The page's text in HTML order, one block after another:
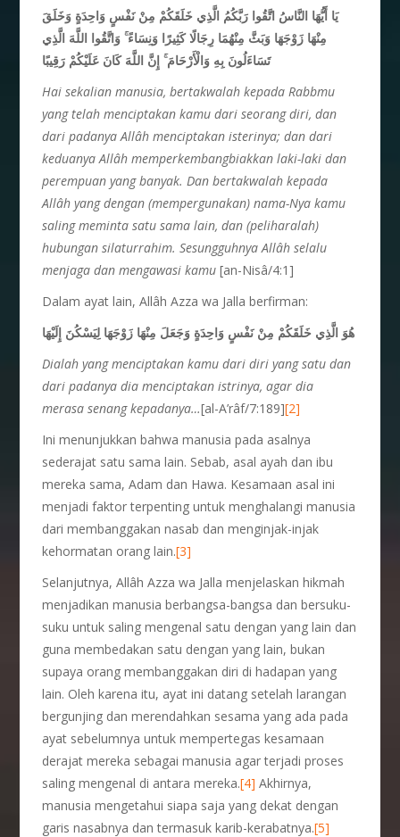
يَا أَيُّهَا النَّاسُ اتَّقُوا رَبَّكُمُ الَّذِي خَلَقَكُمْ مِنْ نَفْسٍ وَاحِدَةٍ وَخَلَقَ
مِنْهَا زَوْجَهَا وَبَثَّ مِنْهُمَا رِجَالًا كَثِيرًا وَنِسَاءً ۚ وَاتَّقُوا اللَّهَ الَّذِي
تَسَاءَلُونَ بِهِ وَالْأَرْحَامَ ۚ إِنَّ اللَّهَ كَانَ عَلَيْكُمْ رَقِيبًا
Hai sekalian manusia, bertakwalah kepada Rabbmu
yang telah menciptakan kamu dari seorang diri, dan
dari padanya Allâh menciptakan isterinya; dan dari
keduanya Allâh memperkembangbiakkan laki-laki dan
perempuan yang banyak. Dan bertakwalah kepada
Allâh yang dengan (mempergunakan) nama-Nya kamu
saling meminta satu sama lain, dan (peliharalah)
hubungan silaturrahim. Sesungguhnya Allâh selalu
menjaga dan mengawasi kamu [an-Nisâ/4:1]
Dalam ayat lain, Allâh Azza wa Jalla berfirman:
هُوَ الَّذِي خَلَقَكُمْ مِنْ نَفْسٍ وَاحِدَةٍ وَجَعَلَ مِنْهَا زَوْجَهَا لِيَسْكُنَ إِلَيْهَا
Dialah yang menciptakan kamu dari diri yang satu dan
dari padanya dia menciptakan istrinya, agar dia
merasa senang kepadanya…[al-A’râf/7:189][2]
Ini menunjukkan bahwa manusia pada asalnya
sederajat satu sama lain. Sebab, asal ayah dan ibu
mereka sama, Adam dan Hawa. Kesamaan asal ini
menjadi faktor terpenting untuk menghalangi manusia
dari membanggakan nasab dan menginjak-injak
kehormatan orang lain.[3]
Selanjutnya, Allâh Azza wa Jalla menjelaskan hikmah
menjadikan manusia berbangsa-bangsa dan bersuku-
suku untuk saling mengenal satu dengan yang lain dan
guna membedakan satu dengan yang lain, bukan
supaya orang membanggakan diri di hadapan yang
lain. Oleh karena itu, ayat ini datang setelah larangan
bergunjing dan merendahkan sesama yang ada pada
ayat sebelumnya untuk mempertegas kesamaan
derajat mereka sebagai manusia agar terjadi proses
saling mengenal di antara mereka.[4] Akhirnya,
manusia mengetahui siapa saja yang dekat dengan
garis nasabnya dan termasuk karib-kerabatnya.[5]